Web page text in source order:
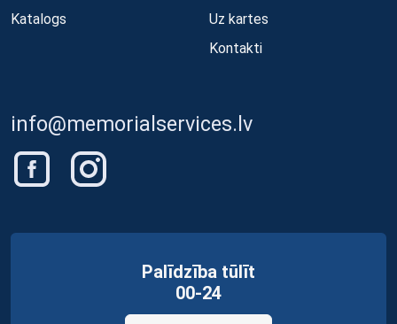
Katalogs
Uz kartes
Kontakti
info@memorialservices.lv
Palīdzība tūlīt
00-24